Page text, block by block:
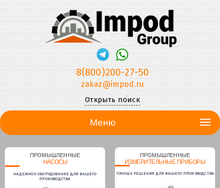
8(800)200-27-50
zakaz@impod.ru
Открыть поиск
Меню
ПРОМЫШЛЕННЫЕ
НАСОСЫ
НАДЕЖНОЕ ОБОРУДОВАНИЕ ДЛЯ ВАШЕГО
ПРОИЗВОДСТВА
ПРОМЫШЛЕННЫЕ
ИЗМЕРИТЕЛЬНЫЕ ПРИБОРЫ
ТОЧНЫЕ РЕШЕНИЯ ДЛЯ ВАШЕГО ПРОИЗВОДСТВА